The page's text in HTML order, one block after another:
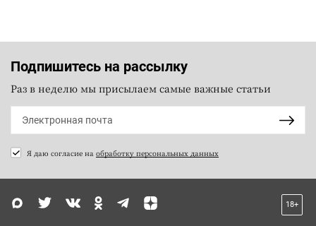
Подпишитесь на рассылку
Раз в неделю мы присылаем самые важные статьи
Я даю согласие на обработку персональных данных
18+